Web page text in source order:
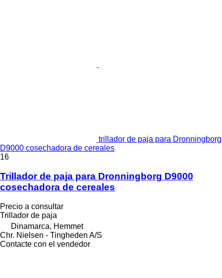
trillador de paja para Dronningborg
D9000 cosechadora de cereales
16
Trillador de paja para Dronningborg D9000
cosechadora de cereales
Precio a consultar
Trillador de paja
Dinamarca, Hemmet
Chr. Nielsen - Tingheden A/S
Contacte con el vendedor